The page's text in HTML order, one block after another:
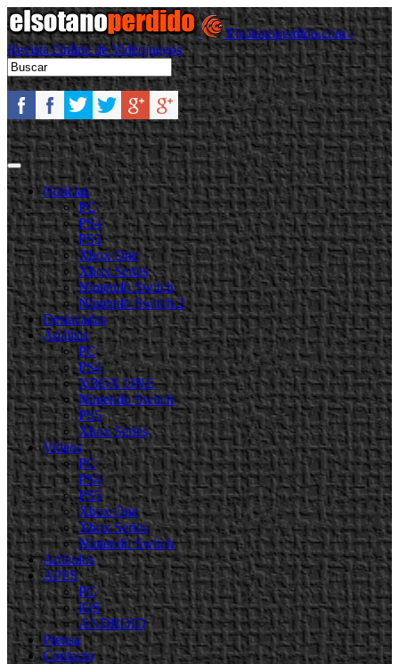
Elsotanoperdido.com -
Revista Online de Videojuegos
Noticias
PC
PS4
PS5
Xbox One
Xbox Series
Nintendo Switch
Nintendo Switch 2
Destacadas
Análisis
PC
PS4
XBOX ONE
Nintendo Switch
PS5
Xbox Series
Videos
PC
PS4
PS5
Xbox One
Xbox Series
Nintendo Switch
Artículos
APPS
PC
iOS
ANDROID
Prensa
Contacto